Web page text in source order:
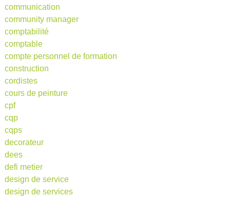
communication
community manager
comptabilité
comptable
compte personnel de formation
construction
cordistes
cours de peinture
cpf
cqp
cqps
decorateur
dees
defi metier
design de service
design de services